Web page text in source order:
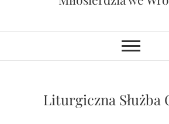
Liturgiczna Służba